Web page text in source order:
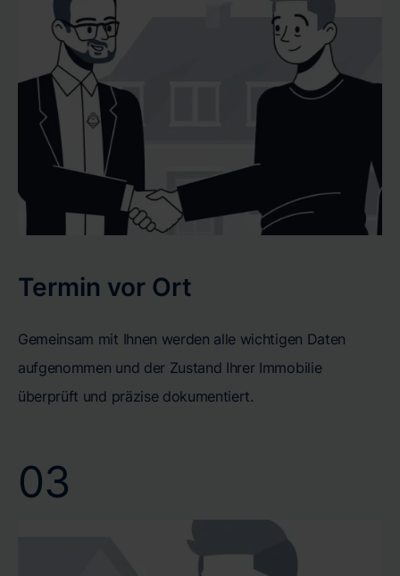
Termin vor Ort
Gemeinsam mit Ihnen werden alle wichtigen Daten
aufgenommen und der Zustand Ihrer Immobilie
überprüft und präzise dokumentiert.
03